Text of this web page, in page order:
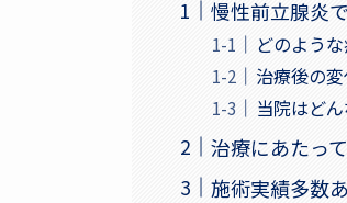
慢性前立腺炎
どのよう
治療後の
当院はど
治療にあたって
施術実績多数